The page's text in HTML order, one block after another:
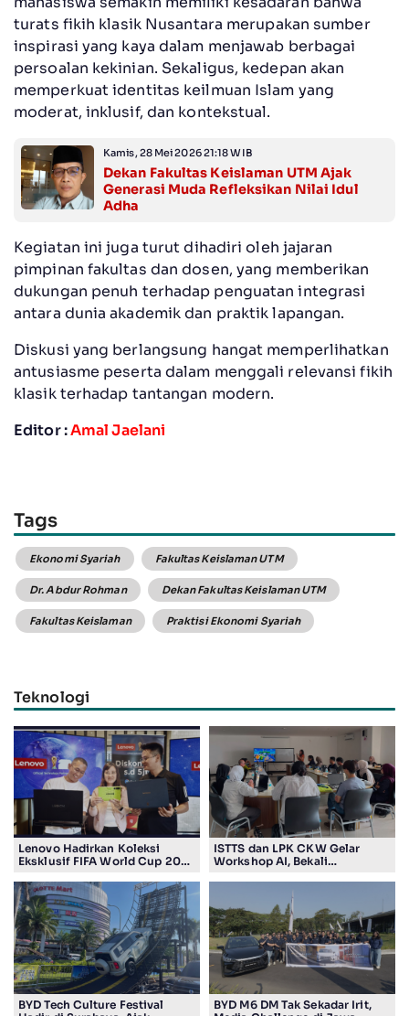
turats fikih klasik Nusantara merupakan sumber
inspirasi yang kaya dalam menjawab berbagai
persoalan kekinian. Sekaligus, kedepan akan
memperkuat identitas keilmuan Islam yang
moderat, inklusif, dan kontekstual.
Kamis, 28 Mei 2026 21:18 WIB
Dekan Fakultas Keislaman UTM Ajak
Generasi Muda Refleksikan Nilai Idul
Adha
Kegiatan ini juga turut dihadiri oleh jajaran
pimpinan fakultas dan dosen, yang memberikan
dukungan penuh terhadap penguatan integrasi
antara dunia akademik dan praktik lapangan.
Diskusi yang berlangsung hangat memperlihatkan
antusiasme peserta dalam menggali relevansi fikih
klasik terhadap tantangan modern.
Editor :Amal Jaelani
Tags
Ekonomi Syariah Fakultas Keislaman UTM
Dr. Abdur Rohman Dekan Fakultas Keislaman UTM
Fakultas Keislaman Praktisi Ekonomi Syariah
Teknologi
Lenovo Hadirkan Koleksi
Eksklusif FIFA World Cup 2026
Penggemar Teknologi dan
Sepak Bola
ISTTS dan LPK CKW Gelar
Workshop AI, Bekali
BYD Tech Culture Festival
BYD M6 DM Tak Sekadar Irit,